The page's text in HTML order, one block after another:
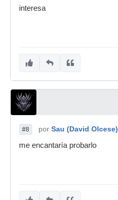
interesa
#8 por Sau (David Olcese)
me encantaría probarlo